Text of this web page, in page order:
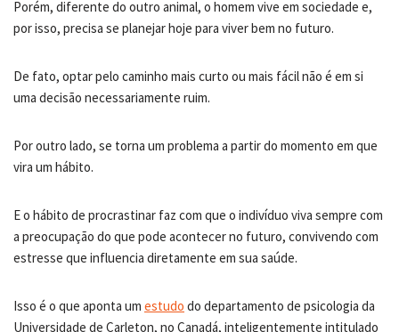
Porém, diferente do outro animal, o homem vive em sociedade e,
por isso, precisa se planejar hoje para viver bem no futuro.
De fato, optar pelo caminho mais curto ou mais fácil não é em si
uma decisão necessariamente ruim.
Por outro lado, se torna um problema a partir do momento em que
vira um hábito.
E o hábito de procrastinar faz com que o indivíduo viva sempre com
a preocupação do que pode acontecer no futuro, convivendo com
estresse que influencia diretamente em sua saúde.
Isso é o que aponta um estudo do departamento de psicologia da
Universidade de Carleton, no Canadá, inteligentemente intitulado